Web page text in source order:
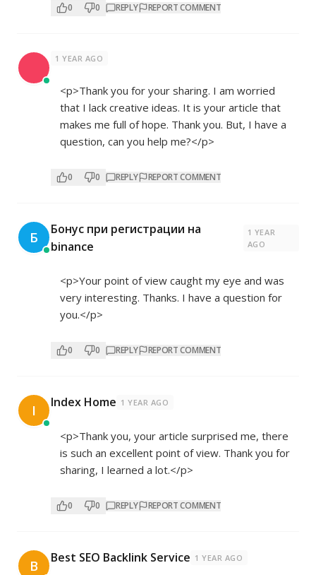
0 0 REPLY REPORT COMMENT
1 YEAR AGO
<p>Thank you for your sharing. I am worried
that I lack creative ideas. It is your article that
makes me full of hope. Thank you. But, I have a
question, can you help me?</p>
0 0 REPLY REPORT COMMENT
Б
Бонус при регистрации на
binance
1 YEAR
AGO
<p>Your point of view caught my eye and was
very interesting. Thanks. I have a question for
you.</p>
0 0 REPLY REPORT COMMENT
I Index Home 1 YEAR AGO
<p>Thank you, your article surprised me, there
is such an excellent point of view. Thank you for
sharing, I learned a lot.</p>
0 0 REPLY REPORT COMMENT
B Best SEO Backlink Service 1 YEAR AGO